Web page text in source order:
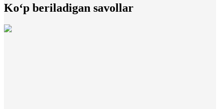
Ko‘p beriladigan savollar